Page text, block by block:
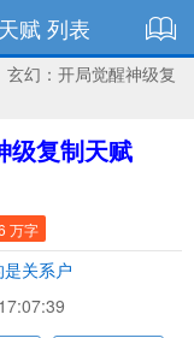
赋 列表
玄幻：开局觉醒神级复
级复制天赋
万字
关系户